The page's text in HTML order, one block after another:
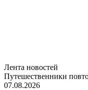
Лента новостей
Путешественники
07.08.2026